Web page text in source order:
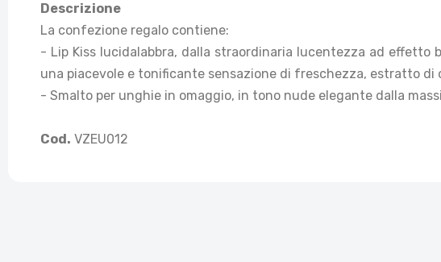
Descrizione
La confezione regalo contiene:
- Lip Kiss lucidalabbra, dalla straordinaria lucentezza ad
una piacevole e tonificante sensazione di freschezza, estratto di
- Smalto per unghie in omaggio, in tono nude elegante dalla
Cod. VZEU012